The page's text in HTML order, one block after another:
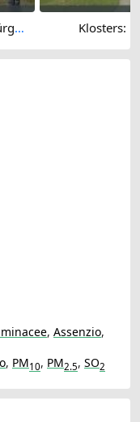
Klosters: Dorf - Bergstation Schaffürggli Klosters:
, Assenzio,
, PM10, PM2.5, SO2